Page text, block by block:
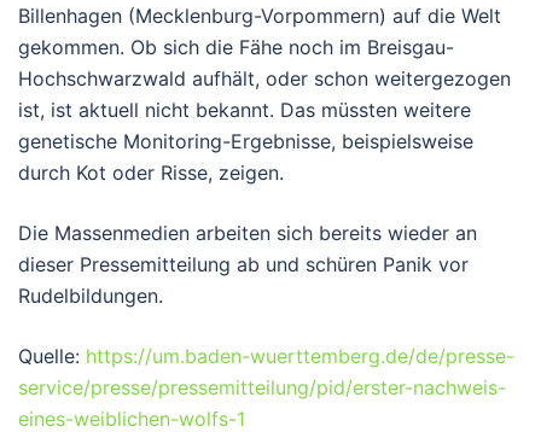
Billenhagen (Mecklenburg-Vorpommern) auf die Welt
gekommen. Ob sich die Fähe noch im Breisgau-
Hochschwarzwald aufhält, oder schon weitergezogen
ist, ist aktuell nicht bekannt. Das müssten weitere
genetische Monitoring-Ergebnisse, beispielsweise
durch Kot oder Risse, zeigen.
Die Massenmedien arbeiten sich bereits wieder an
dieser Pressemitteilung ab und schüren Panik vor
Rudelbildungen.
Quelle: https://um.baden-wuerttemberg.de/de/presse-
service/presse/pressemitteilung/pid/erster-nachweis-
eines-weiblichen-wolfs-1